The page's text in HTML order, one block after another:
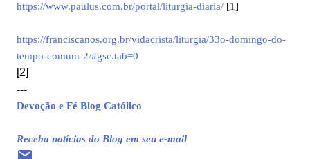
https://www.paulus.com.br/portal/liturgia-diaria/ [1]
https://franciscanos.org.br/vidacrista/liturgia/33o-domingo-do-
tempo-comum-2/#gsc.tab=0
[2]
---
Devoção e Fé Blog Católico
Receba notícias do Blog em seu e-mail